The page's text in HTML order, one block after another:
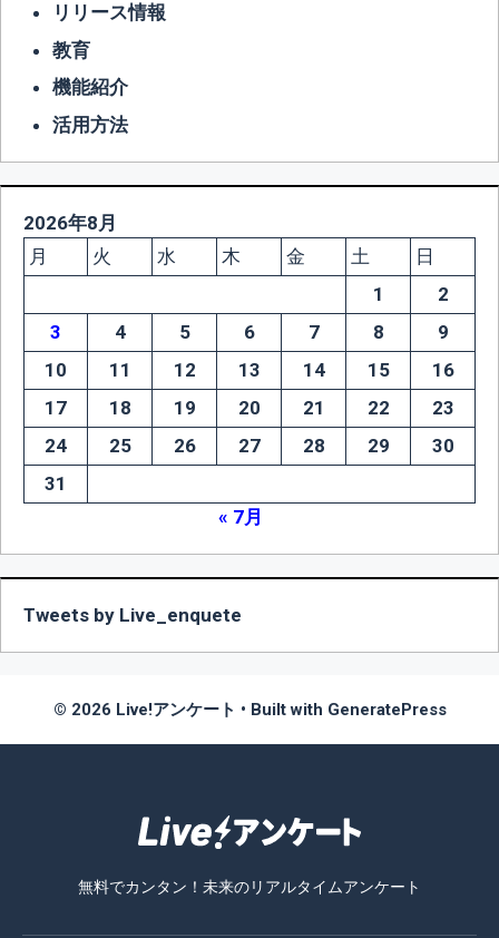
リリース情報
教育
機能紹介
活用方法
2026年8月
月
火 水 木 金 土
日
1
2
3
4 5 6 7 8
9
10
11 12 13 14 15
16
17
18 19 20 21 22
23
24
25 26 27 28 29
30
31
« 7月
Tweets by Live_enquete
© 2026 Live!アンケート • Built with GeneratePress
無料でカンタン！未来のリアルタイムアンケート